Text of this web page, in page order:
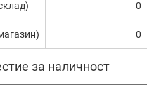
0
0
за наличност